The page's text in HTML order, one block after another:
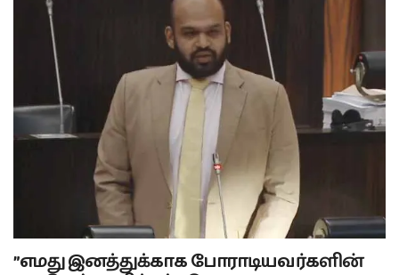
”எமது இனத்துக்காக போராடியவர்களின்